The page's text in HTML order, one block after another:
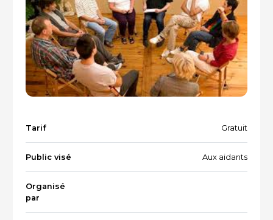
Dispositifs aidants/aidés
QUI SOMMES-NOUS ?
L'équipe
Les partenaires
Les évènements
Recherche par mots-clés
Tarif Gratuit
Public visé Aux aidants
Organisé
par